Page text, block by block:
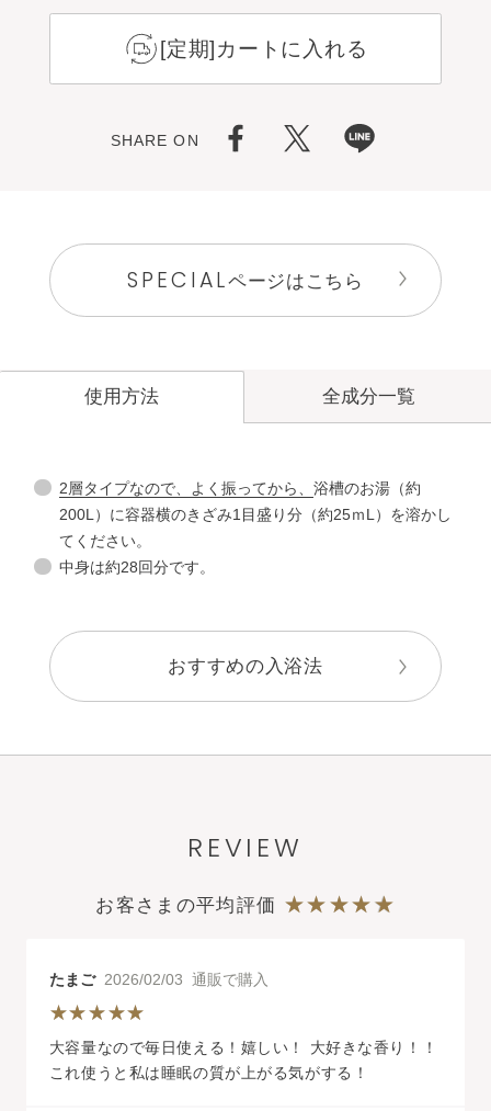
[定期]カートに入れる
SHARE ON
SPECIALページはこちら
使用方法
2層タイプなので、よく振ってから、浴槽のお湯（約
200L）に容器横のきざみ1目盛り分（約25ｍL）を溶かし
てください。
中身は約28回分です。
おすすめの入浴法
全成分一覧
REVIEW
お客さまの平均評価
たまご2026/02/03 通販で購入
大容量なので毎日使える！嬉しい！ 大好きな香り！！
これ使うと私は睡眠の質が上がる気がする！